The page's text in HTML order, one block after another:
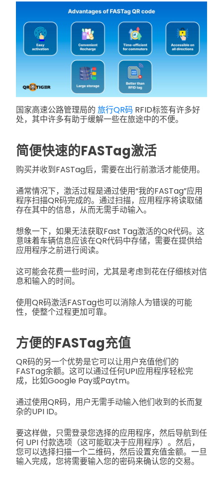
国家高速公路管理局的 旅行QR码 RFID标签有许多好
处，其中许多有助于缓解一些在旅途中的不便。
简便快速的FASTag激活
购买并收到FASTag后，需要在出行前激活才能使用。
通常情况下，激活过程是通过使用“我的FASTag”应用
程序扫描QR码完成的。通过扫描，应用程序将读取储
存在其中的信息，从而无需手动输入。
想象一下，如果无法获取Fast Tag激活的QR代码。这
意味着车辆信息应该在QR代码中存储，需要在提供给
应用程序之前进行阅读。
这可能会花费一些时间，尤其是考虑到花在仔细核对信
息和输入的时间。
使用QR码激活FASTag也可以消除人为错误的可能
性，使整个过程更加可靠。
方便的FASTag充值
QR码的另一个优势是它可以让用户充值他们的
FASTag余额。这可以通过任何UPI应用程序轻松完
成，比如Google Pay或Paytm。
通过使用QR码，用户无需手动输入他们收到的长而复
杂的UPI ID。
要这样做，只需登录您选择的应用程序，然后导航到任
何 UPI 付款选项（这可能取决于应用程序）。然后，
您可以选择扫描一个二维码，然后设置充值金额。一旦
输入完成，您将需要输入您的密码来确认您的交易。